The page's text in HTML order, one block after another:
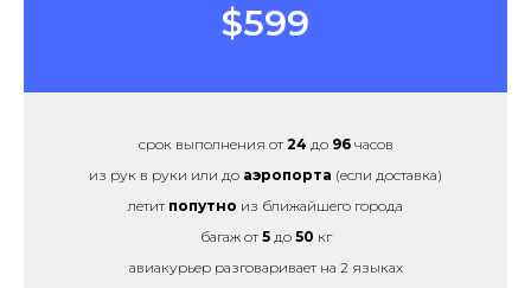
$599
срок выполнения от24 до 96часов
из рук в руки или до аэропорта (если доставка)
летит попутно из ближайшего города
багаж от5 до 50 кг
авиакурьер разговаривает на 2 языках